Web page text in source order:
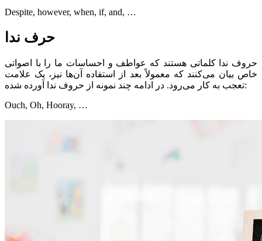
Despite, however, when, if, and, …
حرف ندا
حروف ندا کلماتی هستند که عواطف و احساسات ما را با اصواتی
خاص بیان می‌کنند که معمولاً بعد از استفاده آن‌ها نیز، یک علامت
تعجب به کار می‌رود. در ادامه چند نمونه از حروف ندا آورده شده:
Ouch, Oh, Hooray, …